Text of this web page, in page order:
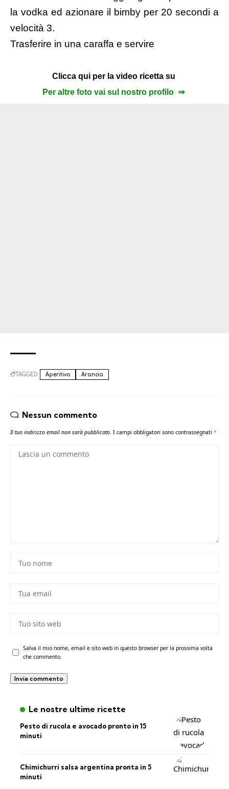
la vodka ed azionare il bimby per 20 secondi a
velocità 3.
Trasferire in una caraffa e servire
Clicca qui per la video ricetta su
Per altre foto vai sul nostro profilo ⇒
TAGGED: Aperitivo Arancia
Nessun commento
Il tuo indirizzo email non sarà pubblicato. I campi obbligatori sono contrassegnati *
Salva il mio nome, email e sito web in questo browser per la prossima volta
che commento.
Le nostre ultime ricette
Pesto di rucola e avocado pronto in 15
minuti
Chimichurri salsa argentina pronta in 5
minuti